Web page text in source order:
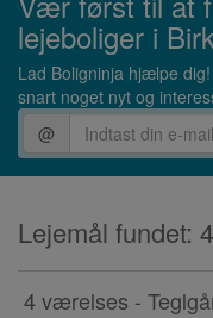
lejeboliger i
Lad Boligninja hjælpe
snart noget nyt og
@
Lejemål fundet: 4
4 værelses -